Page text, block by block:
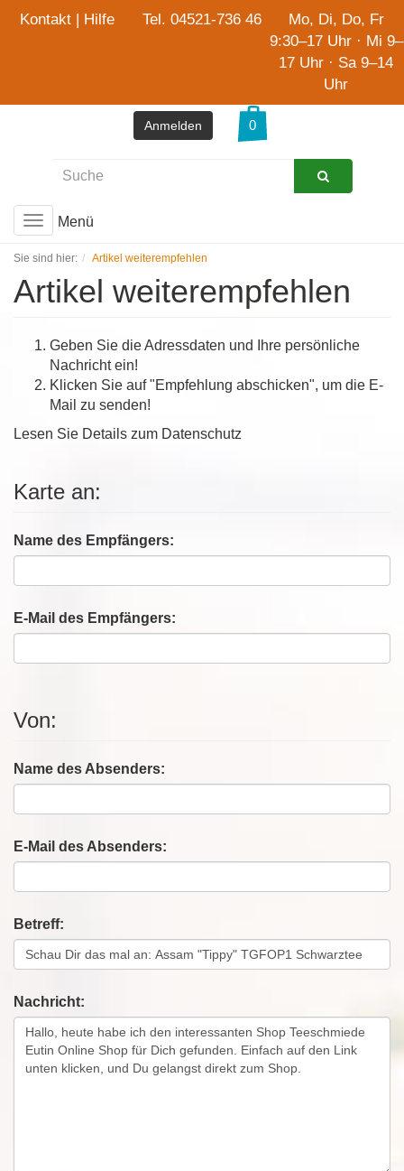
Kontakt | Hilfe Tel. 04521-736 46
Mo, Di, Do, Fr
9:30–17 Uhr · Mi 9–
17 Uhr · Sa 9–14
Uhr
Anmelden
ToggleMenü
Sie sind hier: Artikel weiterempfehlen
Artikel weiterempfehlen
Geben Sie die Adressdaten und Ihre persönliche
Nachricht ein!
Klicken Sie auf "Empfehlung abschicken", um die E-
Mail zu senden!
Lesen Sie Details zum Datenschutz
Karte an:
Name des Empfängers:
E-Mail des Empfängers:
Von:
Name des Absenders:
E-Mail des Absenders:
Betreff:
Nachricht: